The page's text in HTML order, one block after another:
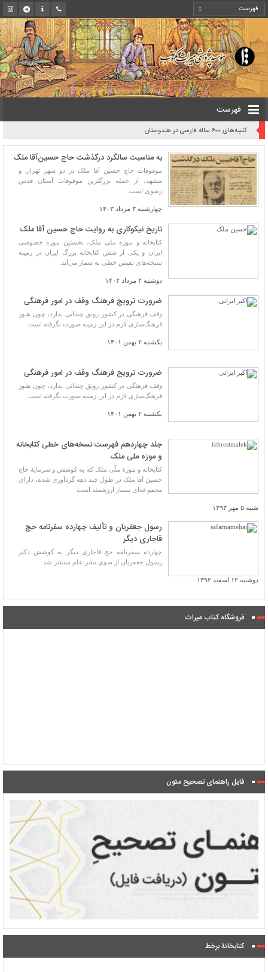
فهرست
کتیبه‌های ۶۰۰ ساله فارسی در هندوستان
به مناسبت سالگرد درگذشت حاج حسین‌آقا ملک
موقوفات حاج حسین آقا ملک در دو شهر تهران و
مشهد، از جمله بزرگترین موقوفات آستان قدس
رضوی است.
چهارشنبه ۳ مرداد ۱۴۰۳
تاریخ نیکوکاری به روایت حاج حسین آقا ملک
کتابخانه و موزه ملی ملک، نخستین موزه خصوصی
ایران و یکی از شش کتابخانه بزرگ ایران در زمینه
نسخه‌های نفیس خطی به شمار می‌آید.
دوشنبه ۲ مرداد ۱۴۰۲
ضرورت ترویج فرهنگ وقف در امور فرهنگی
وقف فرهنگی در کشور رونق چندانی ندارد، چون هنوز
فرهنگ‌سازی لازم در این زمینه صورت نگرفته است.
یکشنبه ۲ بهمن ۱۴۰۱
ضرورت ترویج فرهنگ وقف در امور فرهنگی
وقف فرهنگی در کشور رونق چندانی ندارد، چون هنوز
فرهنگ‌سازی لازم در این زمینه صورت نگرفته است.
یکشنبه ۲ بهمن ۱۴۰۱
جلد چهاردهم فهرست نسخه‌های خطی کتابخانه
و موزه ملی ملک
کتابخانه و موزة ملّی ملک که به کوشش و سرمایة حاج
حسین آقا ملک در طول چند دهه گردآوری شده، دارای
مجموعه‌ای بسیار ارزشمند است
شنبه ۵ مهر ۱۳۹۳
رسول جعفریان و تألیف چهارده سفرنامه حج
قاجاری دیگر
چهارده سفرنامه حج قاجاری دیگر به کوشش دکتر
رسول جعفریان از سوی نشر علم منتشر شد
دوشنبه ۱۲ اسفند ۱۳۹۲
فروشگاه کتاب میراث
فایل راهنمای تصحیح متون
کتابخانۀ برخط